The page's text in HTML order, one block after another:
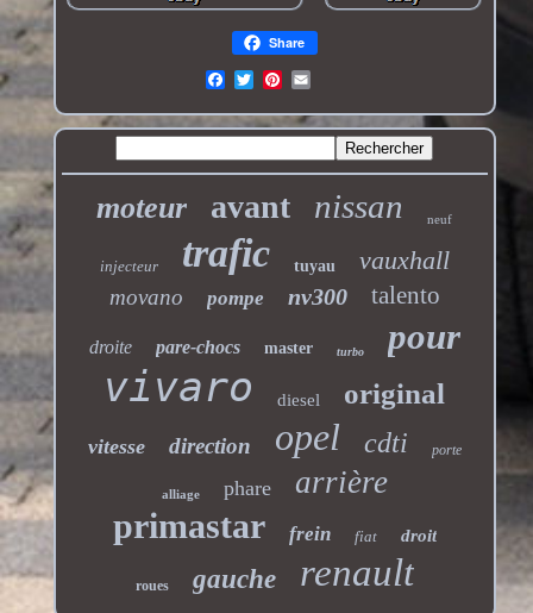
Share
moteur avant nissan neuf
injecteur trafic tuyau vauxhall
movano pompe nv300 talento
droite pare-chocs master turbo pour
vivaro diesel original
vitesse direction opel cdti porte
alliage phare arrière
primastar frein fiat droit
roues gauche renault